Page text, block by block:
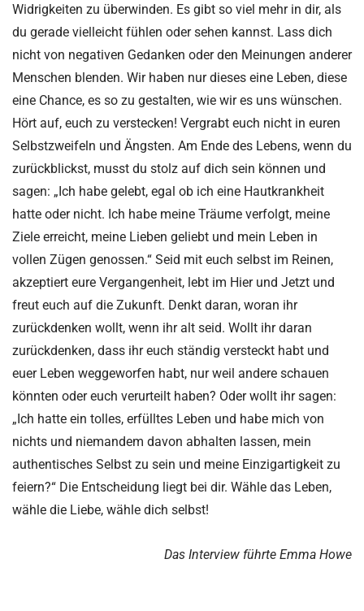
Widrigkeiten zu überwinden. Es gibt so viel mehr in dir, als
du gerade vielleicht fühlen oder sehen kannst. Lass dich
nicht von negativen Gedanken oder den Meinungen anderer
Menschen blenden. Wir haben nur dieses eine Leben, diese
eine Chance, es so zu gestalten, wie wir es uns wünschen.
Hört auf, euch zu verstecken! Vergrabt euch nicht in euren
Selbstzweifeln und Ängsten. Am Ende des Lebens, wenn du
zurückblickst, musst du stolz auf dich sein können und
sagen: „Ich habe gelebt, egal ob ich eine Hautkrankheit
hatte oder nicht. Ich habe meine Träume verfolgt, meine
Ziele erreicht, meine Lieben geliebt und mein Leben in
vollen Zügen genossen.“ Seid mit euch selbst im Reinen,
akzeptiert eure Vergangenheit, lebt im Hier und Jetzt und
freut euch auf die Zukunft. Denkt daran, woran ihr
zurückdenken wollt, wenn ihr alt seid. Wollt ihr daran
zurückdenken, dass ihr euch ständig versteckt habt und
euer Leben weggeworfen habt, nur weil andere schauen
könnten oder euch verurteilt haben? Oder wollt ihr sagen:
„Ich hatte ein tolles, erfülltes Leben und habe mich von
nichts und niemandem davon abhalten lassen, mein
authentisches Selbst zu sein und meine Einzigartigkeit zu
feiern?“ Die Entscheidung liegt bei dir. Wähle das Leben,
wähle die Liebe, wähle dich selbst!
Das Interview führte Emma Howe